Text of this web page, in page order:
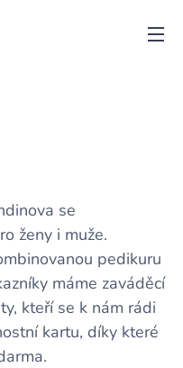
se
ženy i muže.
pedikuru
máme zaváděcí
kteří se k nám rádi
kartu, díky které